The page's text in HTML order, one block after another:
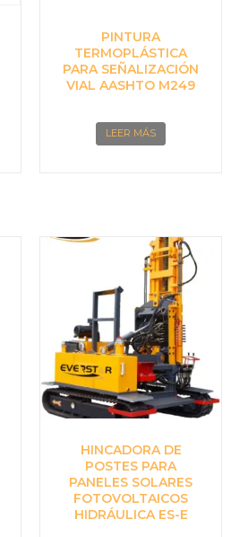
PINTURA
TERMOPLÁSTICA
PARA SEÑALIZACIÓN
VIAL AASHTO M249
LEER MÁS
HINCADORA DE
POSTES PARA
PANELES SOLARES
FOTOVOLTAICOS
HIDRÁULICA ES-E